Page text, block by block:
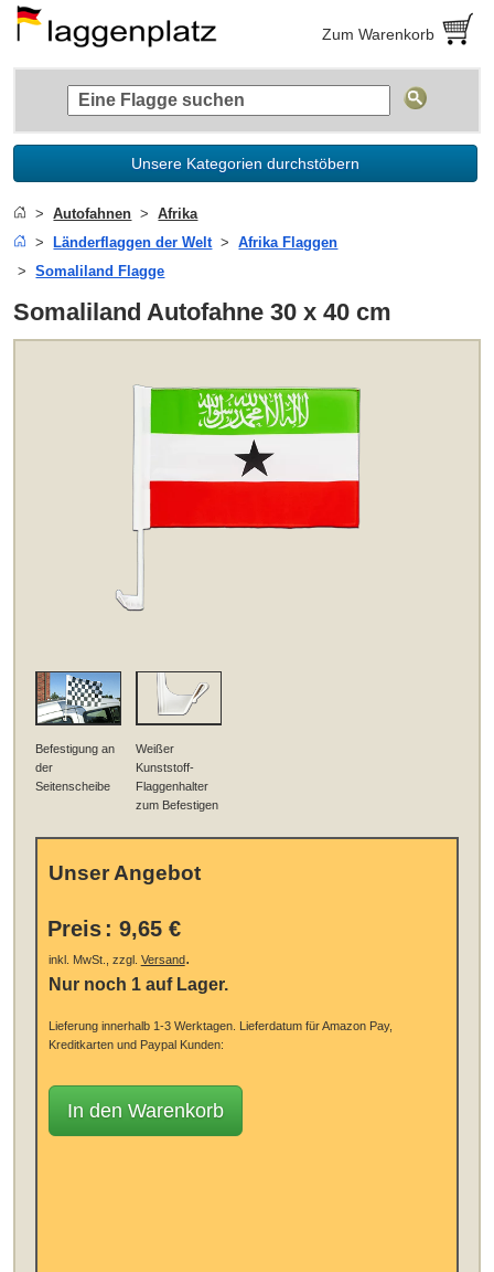
Zum Warenkorb
Unsere Kategorien durchstöbern
Autofahnen
Afrika
Länderflaggen der Welt
Afrika Flaggen
Somaliland Flagge
Somaliland Autofahne 30 x 40 cm
Befestigung an
der
Seitenscheibe
Weißer
Kunststoff-
Flaggenhalter
zum Befestigen
Unser Angebot
Preis : 9,65 €
inkl. MwSt., zzgl. Versand.
Nur noch 1 auf Lager.
Lieferung innerhalb 1-3 Werktagen. Lieferdatum für Amazon Pay,
Kreditkarten und Paypal Kunden:
In den Warenkorb